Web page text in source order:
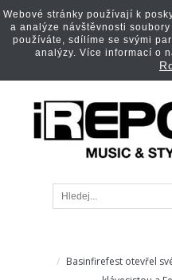
Basinfirefest otevřel
Webové stránky používají k
a analýze návštěvnosti
používáte, sdílíme se svými
analýzy. Více informací o